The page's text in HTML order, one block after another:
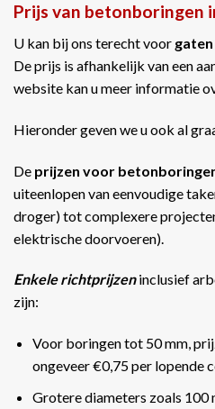
Prijs van betonboringen
U kan bij ons terecht voor
De prijs is afhankelijk van een
website kan u meer informatie
Hieronder geven we u ook al
De prijzen voor
uiteenlopen van eenvoudige
droger) tot complexere
elektrische doorvoeren).
Enkele richtprijzeninclusief
zijn:
Voor boringen tot 50 mm,
ongeveer €0,75 per lopende
Grotere diameters zoals 100